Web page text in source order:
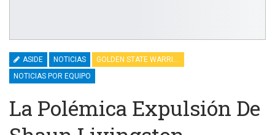
ASIDE NOTICIAS
NOTICIAS POR EQUIPO
La Polémica Expulsión De